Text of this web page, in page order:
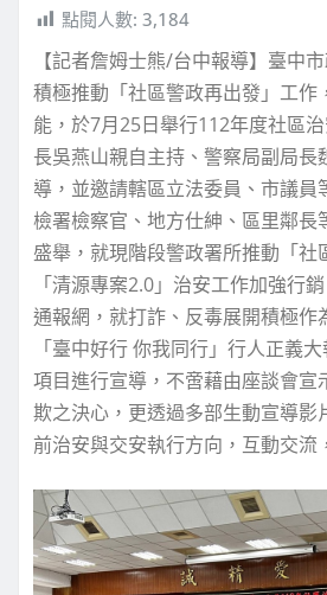
點閱人數: 3,184
【記者詹姆士熊/台中報導】臺中
積極推動「社區警政再出發」工作
能，於7月25日舉行112年度社區
長吳燕山親自主持、警察局副局長
導，並邀請轄區立法委員、市議員
檢署檢察官、地方仕紳、區里鄰長
盛舉，就現階段警政署所推動「社
「清源專案2.0」治安工作加強行
通報網，就打詐、反毒展開積極作
「臺中好行 你我同行」行人正義
項目進行宣導，不啻藉由座談會宣
欺之決心，更透過多部生動宣導影
前治安與交安執行方向，互動交流